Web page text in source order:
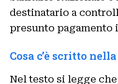
destinatario a
presunto pagamento
Cosa c’è scritto
Nel testo si legge